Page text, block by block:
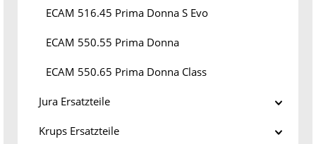
ECAM 516.45 Prima Donna S Evo
ECAM 550.55 Prima Donna
ECAM 550.65 Prima Donna Class
Jura Ersatzteile
Krups Ersatzteile